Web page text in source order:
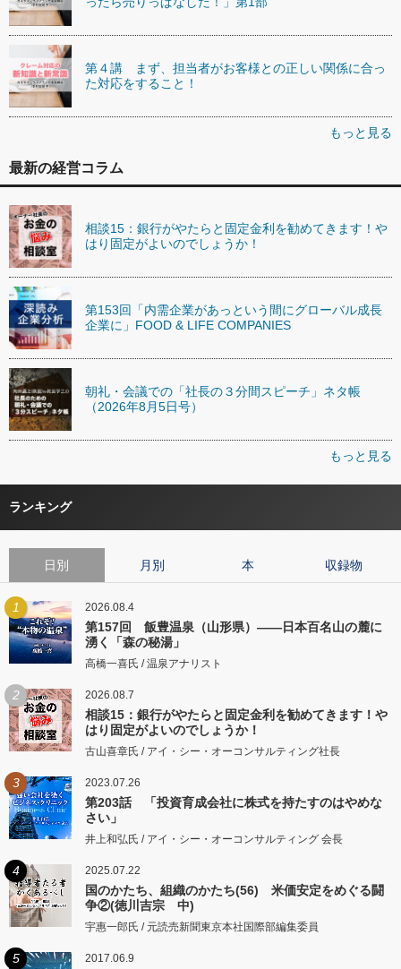
第４講 まず、担当者がお客様との正しい関係に合っ
た対応をすること！
もっと見る
最新の経営コラム
相談15：銀行がやたらと固定金利を勧めてきます！や
はり固定がよいのでしょうか！
第153回「内需企業があっという間にグローバル成長
企業に」FOOD & LIFE COMPANIES
朝礼・会議での「社長の３分間スピーチ」ネタ帳
（2026年8月5日号）
もっと見る
ランキング
日別 月別 本 収録物
1 2026.08.4
第157回 飯豊温泉（山形県）――日本百名山の麓に
湧く「森の秘湯」
高橋一喜氏 / 温泉アナリスト
2 2026.08.7
相談15：銀行がやたらと固定金利を勧めてきます！や
はり固定がよいのでしょうか！
古山喜章氏 / アイ・シー・オーコンサルティング社長
3 2023.07.26
第203話 「投資育成会社に株式を持たすのはやめな
さい」
井上和弘氏 / アイ・シー・オーコンサルティング 会長
4 2025.07.22
国のかたち、組織のかたち(56) 米価安定をめぐる闘
争②(徳川吉宗 中)
宇惠一郎氏 / 元読売新聞東京本社国際部編集委員
5 2017.06.9